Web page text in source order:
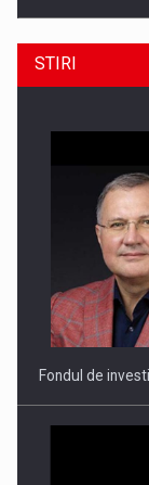
ROOTED IN
THE…
STIRI
Fondul de